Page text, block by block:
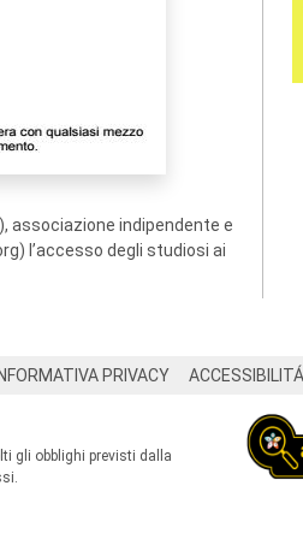
associazione indipendente e
l’accesso degli studiosi ai
INFORMATIVA PRIVACY ACCESSIBILITÁ
gli obblighi previsti dalla